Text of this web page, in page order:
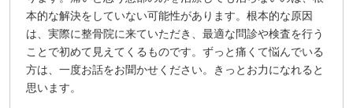
本的な解決をしていない可能性があります。根本的な原因
は、実際に整骨院に来ていただき、最適な問診や検査を行う
ことで初めて見えてくるものです。ずっと痛くて悩んでいる
方は、一度お話をお聞かせください。きっとお力になれると
思います。